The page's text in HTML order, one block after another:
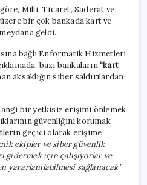
işlemler
için
göre, Milli, Ticaret, Saderat ve
bir çok bankada kart ve
geldi.
bağlı Enformatik Hizmetleri
bazı bankaların“kart
aksaklığın siber saldırılardan
bir yetkisiz erişimi önlemek
güvenliğini korumak
geçici olarak erişime
ekipler ve siber güvenlik
gidermek için çalışıyorlar ve
yararlanılabilmesi sağlanacak”